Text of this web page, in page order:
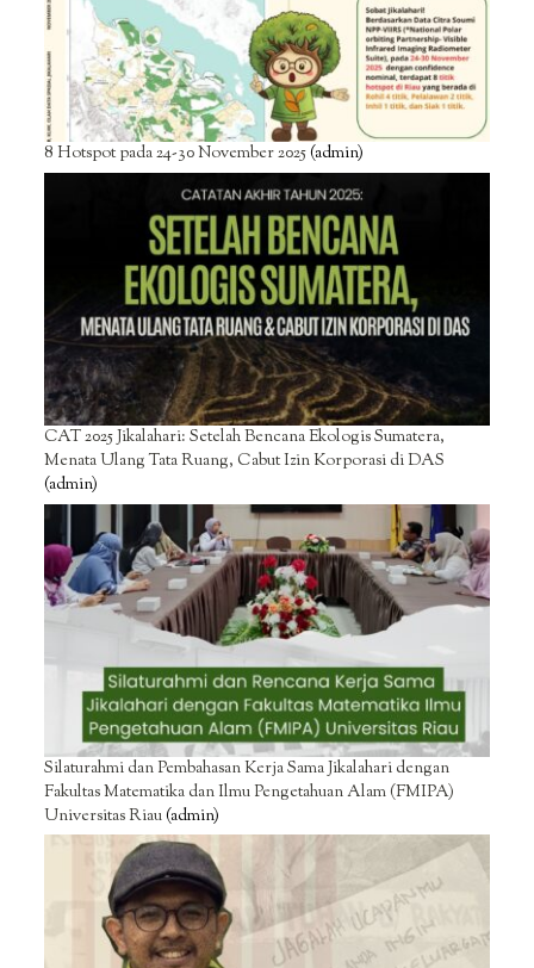
8 Hotspot pada 24-30 November 2025(admin)
CAT 2025 Jikalahari: Setelah Bencana Ekologis Sumatera,
Menata Ulang Tata Ruang, Cabut Izin Korporasi di DAS
(admin)
Silaturahmi dan Pembahasan Kerja Sama Jikalahari dengan
Fakultas Matematika dan Ilmu Pengetahuan Alam (FMIPA)
Universitas Riau(admin)